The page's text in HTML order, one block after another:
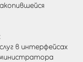
в интерфейсах